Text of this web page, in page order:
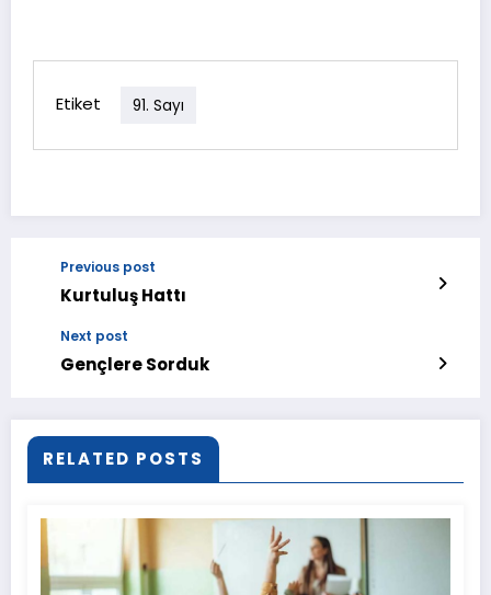
Etiket 91. Sayı
Previous post
Kurtuluş Hattı
Next post
Gençlere Sorduk
RELATED POSTS